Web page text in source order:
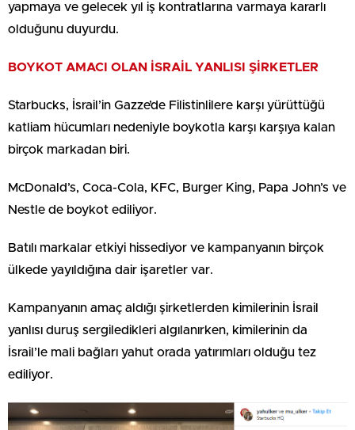
yapmaya ve gelecek yıl iş kontratlarına varmaya kararlı
olduğunu duyurdu.
BOYKOT AMACI OLAN İSRAİL YANLISI ŞİRKETLER
Starbucks, İsrail’in Gazze’de Filistinlilere karşı yürüttüğü
katliam hücumları nedeniyle boykotla karşı karşıya kalan
birçok markadan biri.
McDonald’s, Coca-Cola, KFC, Burger King, Papa John’s ve
Nestle de boykot ediliyor.
Batılı markalar etkiyi hissediyor ve kampanyanın birçok
ülkede yayıldığına dair işaretler var.
Kampanyanın amaç aldığı şirketlerden kimilerinin İsrail
yanlısı duruş sergiledikleri algılanırken, kimilerinin da
İsrail’le mali bağları yahut orada yatırımları olduğu tez
ediliyor.